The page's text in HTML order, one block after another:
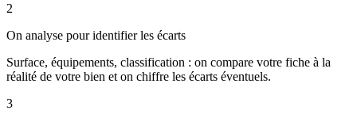
2
On analyse pour identifier les écarts
Surface, équipements, classification : on compare votre fiche à la
réalité de votre bien et on chiffre les écarts éventuels.
3